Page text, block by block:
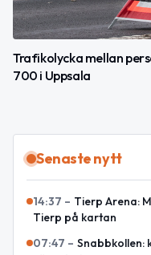
Trafikolycka mellan
700 i Uppsala
Senaste nytt
14:37 – Tierp Arena:
Tierp på kartan
07:47 – Snabbkollen: